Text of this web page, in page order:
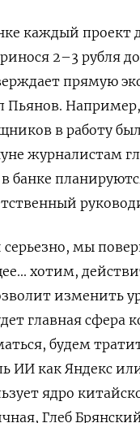
каждый проект
2–3 рубля
прямую
Пьянов.
в работу
журналистам
банке
серьезно, мы
хотим,
изменить
главная
будем
ИИ как Яндекс
ядро
Глеб